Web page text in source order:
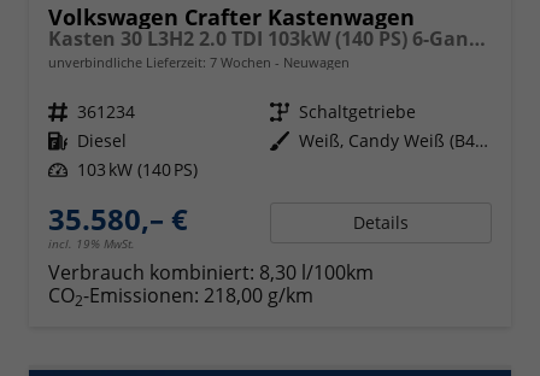
Volkswagen Crafter Kastenwagen
Kasten 30 L3H2 2.0 TDI 103kW (140 PS) 6-Gang-Schaltgetriebe
unverbindliche Lieferzeit: 7 Wochen Neuwagen
Fahrzeugnr. 361234 Getriebe Schaltgetriebe
Kraftstoff Diesel Außenfarbe
Weiß, Candy Weiß (B4B4)
Leistung 103 kW (140 PS)
35.580,– €
incl. 19% MwSt.
Details
Verbrauch kombiniert: 8,30 l/100km
CO2-Emissionen: 218,00 g/km